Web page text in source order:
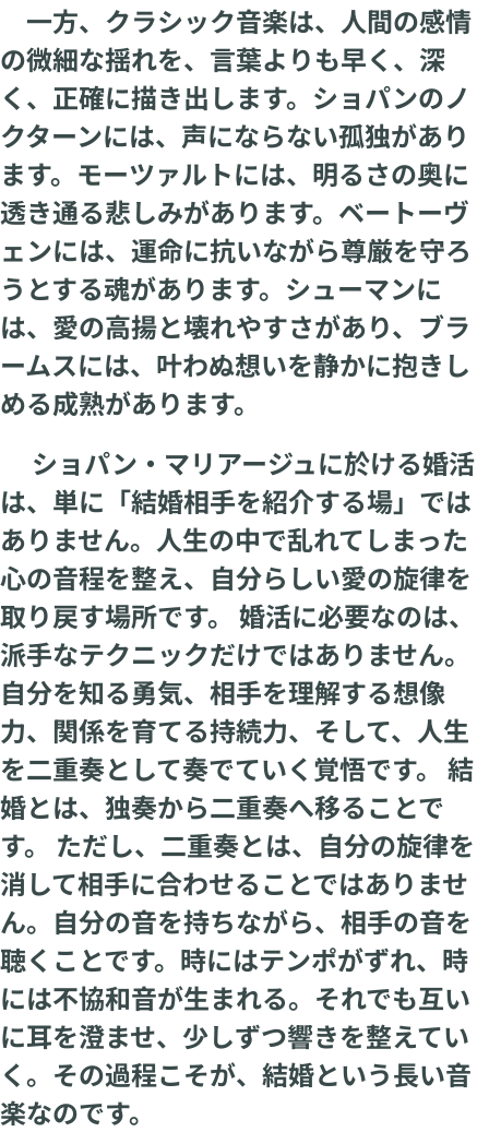
一方、クラシック音楽は、人間の感情
の微細な揺れを、言葉よりも早く、深
く、正確に描き出します。ショパンのノ
クターンには、声にならない孤独があり
ます。モーツァルトには、明るさの奥に
透き通る悲しみがあります。ベートーヴ
ェンには、運命に抗いながら尊厳を守ろ
うとする魂があります。シューマンに
は、愛の高揚と壊れやすさがあり、ブラ
ームスには、叶わぬ想いを静かに抱きし
める成熟があります。
ショパン・マリアージュに於ける婚活
は、単に「結婚相手を紹介する場」では
ありません。人生の中で乱れてしまった
心の音程を整え、自分らしい愛の旋律を
取り戻す場所です。 婚活に必要なのは、
派手なテクニックだけではありません。
自分を知る勇気、相手を理解する想像
力、関係を育てる持続力、そして、人生
を二重奏として奏でていく覚悟です。 結
婚とは、独奏から二重奏へ移ることで
す。 ただし、二重奏とは、自分の旋律を
消して相手に合わせることではありませ
ん。自分の音を持ちながら、相手の音を
聴くことです。時にはテンポがずれ、時
には不協和音が生まれる。それでも互い
に耳を澄ませ、少しずつ響きを整えてい
く。その過程こそが、結婚という長い音
楽なのです。